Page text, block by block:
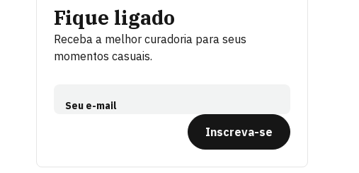
Fique ligado
Receba a melhor curadoria para seus
momentos casuais.
Seu e-mail
Inscreva-se